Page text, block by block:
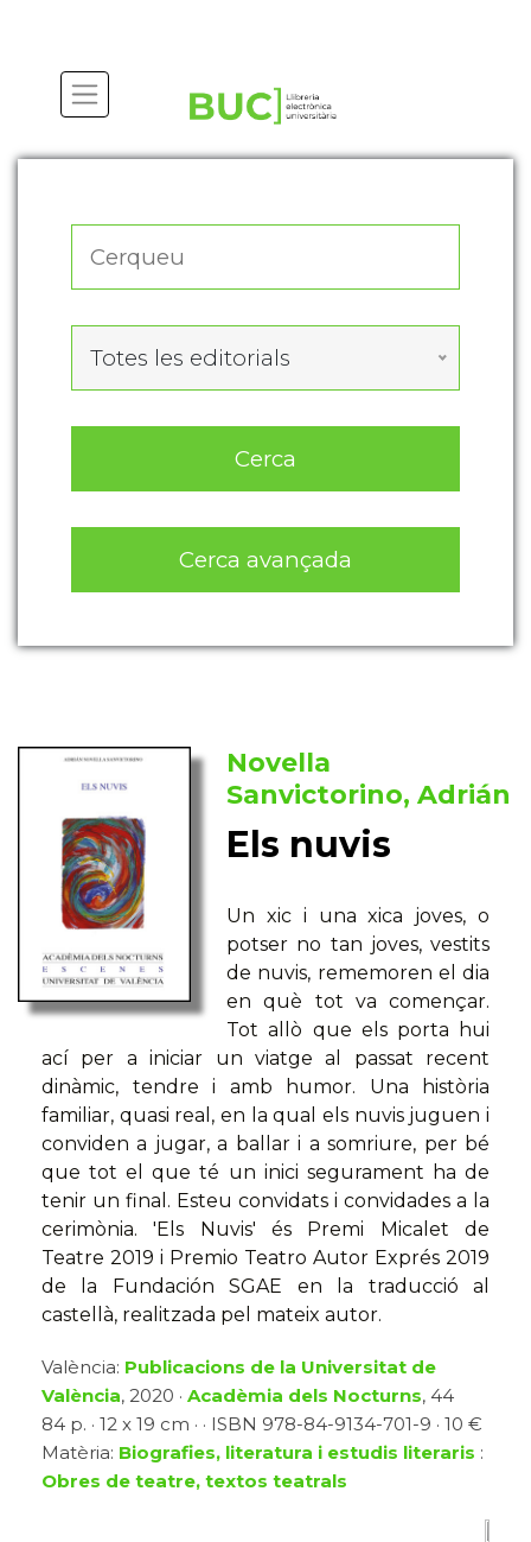
Totes les editorials
Cerca
Cerca avançada
Novella
Sanvictorino, Adrián
Els nuvis
Un xic i una xica joves, o
potser no tan joves, vestits
de nuvis, rememoren el dia
en què tot va començar.
Tot allò que els porta hui
ací per a iniciar un viatge al passat recent
dinàmic, tendre i amb humor. Una història
familiar, quasi real, en la qual els nuvis juguen i
conviden a jugar, a ballar i a somriure, per bé
que tot el que té un inici segurament ha de
tenir un final. Esteu convidats i convidades a la
cerimònia. 'Els Nuvis' és Premi Micalet de
Teatre 2019 i Premio Teatro Autor Exprés 2019
de la Fundación SGAE en la traducció al
castellà, realitzada pel mateix autor.
València: Publicacions de la Universitat de
València, 2020 · Acadèmia dels Nocturns, 44
84 p. · 12 x 19 cm · · ISBN 978-84-9134-701-9 · 10 €
Matèria: Biografies, literatura i estudis literaris :
Obres de teatre, textos teatrals